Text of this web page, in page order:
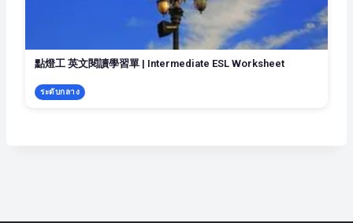
點燈工 英文閱讀學習單 | Intermediate ESL Worksheet
ระดับกลาง